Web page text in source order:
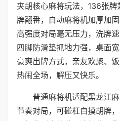
夹胡核心麻将玩法，136张
牌翻番，自动麻将机加厚加
高强度对局毫无压力，洗牌
四脚防滑垫抓地力强，桌面
豪爽出牌方式，亲友欢聚、
热闹全场，解压又快乐。
普通麻将机适配黑龙江
节奏对局，可碰杠自摸胡牌